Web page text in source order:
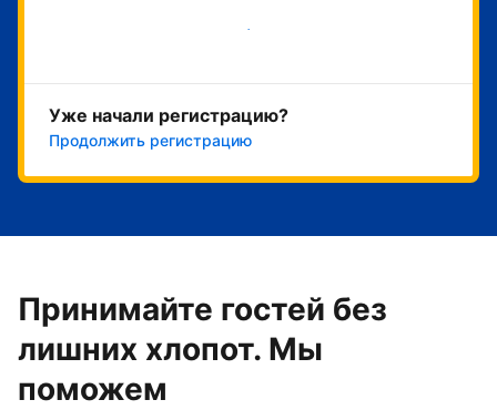
Начать
Уже начали регистрацию?
Продолжить регистрацию
Принимайте гостей без
лишних хлопот. Мы
поможем